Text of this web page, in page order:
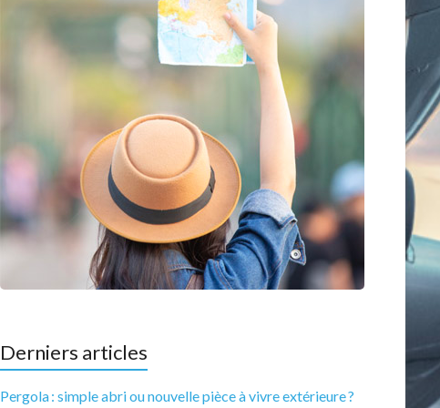
Derniers articles
Pergola : simple abri ou nouvelle pièce à vivre extérieure ?